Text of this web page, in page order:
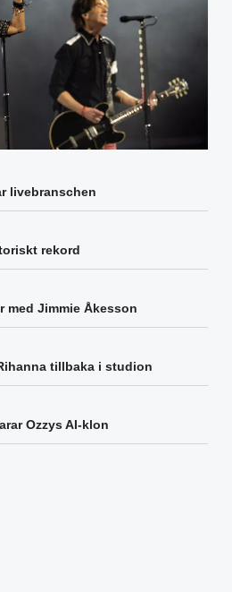
livebranschen
rekord
med Jimmie Åkesson
tillbaka i studion
Ozzys AI-klon